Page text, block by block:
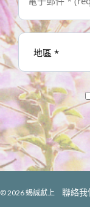
© 2026蝎誠獻上 聯絡我